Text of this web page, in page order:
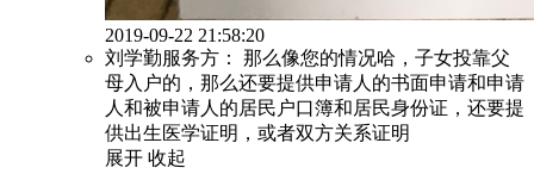
2019-09-22 21:58:20
刘学勤服务方：
那么像您的情况哈，子女投靠父
母入户的，那么还要提供申请人的书面申请和申请
人和被申请人的居民户口簿和居民身份证，还要提
供出生医学证明，或者双方关系证明
展开 收起